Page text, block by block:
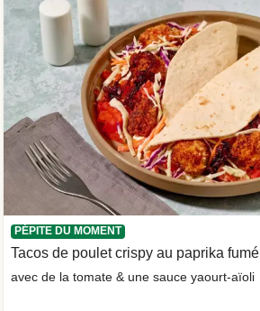
PÉPITE DU MOMENT
Tacos de poulet crispy au paprika fumé
avec de la tomate & une sauce yaourt-aïoli